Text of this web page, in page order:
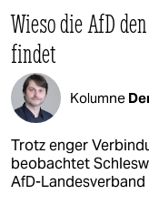
Wieso die AfD
findet
Kolumne
Trotz enger
beobachtet
AfD-Landesverband